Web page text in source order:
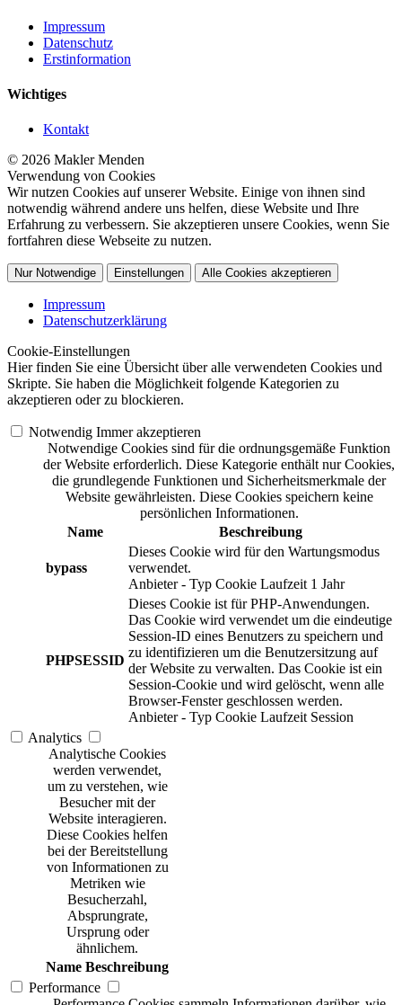
Impressum
Datenschutz
Erstinformation
Wichtiges
Kontakt
© 2026 Makler Menden
Verwendung von Cookies
Wir nutzen Cookies auf unserer Website. Einige von ihnen sind
notwendig während andere uns helfen, diese Website und Ihre
Erfahrung zu verbessern. Sie akzeptieren unsere Cookies, wenn Sie
fortfahren diese Webseite zu nutzen.
Nur Notwendige Einstellungen Alle Cookies akzeptieren
Impressum
Datenschutzerklärung
Cookie-Einstellungen
Hier finden Sie eine Übersicht über alle verwendeten Cookies und
Skripte. Sie haben die Möglichkeit folgende Kategorien zu
akzeptieren oder zu blockieren.
Notwendig Immer akzeptieren
Notwendige Cookies sind für die ordnungsgemäße Funktion
der Website erforderlich. Diese Kategorie enthält nur Cookies,
die grundlegende Funktionen und Sicherheitsmerkmale der
Website gewährleisten. Diese Cookies speichern keine
persönlichen Informationen.
Name
Beschreibung
bypass
Dieses Cookie wird für den Wartungsmodus
verwendet.
Anbieter - Typ Cookie Laufzeit 1 Jahr
PHPSESSID
Dieses Cookie ist für PHP-Anwendungen.
Das Cookie wird verwendet um die eindeutige
Session-ID eines Benutzers zu speichern und
zu identifizieren um die Benutzersitzung auf
der Website zu verwalten. Das Cookie ist ein
Session-Cookie und wird gelöscht, wenn alle
Browser-Fenster geschlossen werden.
Anbieter - Typ Cookie Laufzeit Session
Analytics
Analytische Cookies
werden verwendet,
um zu verstehen, wie
Besucher mit der
Website interagieren.
Diese Cookies helfen
bei der Bereitstellung
von Informationen zu
Metriken wie
Besucherzahl,
Absprungrate,
Ursprung oder
ähnlichem.
Name Beschreibung
Performance